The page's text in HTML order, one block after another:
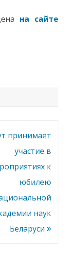
на сайте
принимает
участие в
к
юбилею
наук
Беларуси